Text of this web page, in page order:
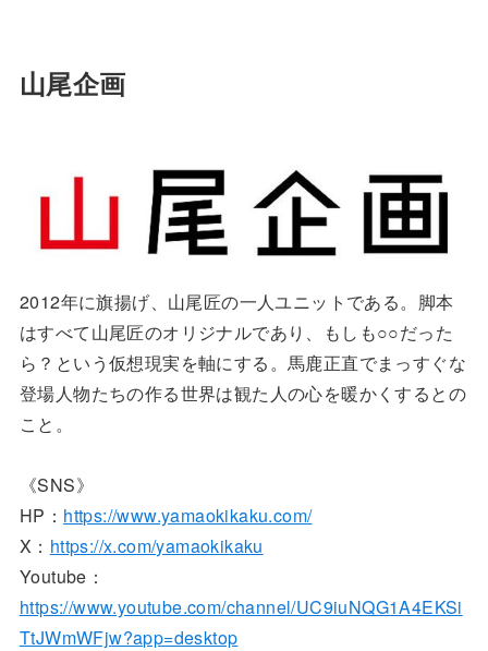
山尾企画
2012年に旗揚げ、山尾匠の一人ユニットである。脚本
はすべて山尾匠のオリジナルであり、もしも○○だった
ら？という仮想現実を軸にする。馬鹿正直でまっすぐな
登場人物たちの作る世界は観た人の心を暖かくするとの
こと。
《SNS》
HP： https://www.yamaokikaku.com/
X： https://x.com/yamaokikaku
Youtube：
https://www.youtube.com/channel/UC9iuNQG1A4EKSi
TtJWmWFjw?app=desktop